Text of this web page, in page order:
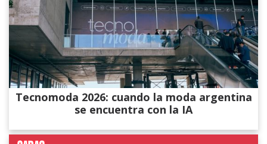
Tecnomoda 2026: cuando la moda argentina
se encuentra con la IA